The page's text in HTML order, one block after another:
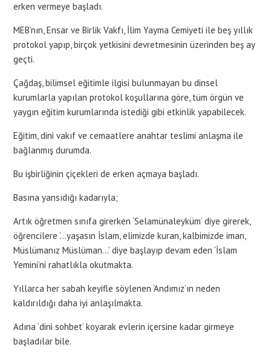
erken vermeye başladı.
MEB’nın, Ensar ve Birlik Vakfı, İlim Yayma Cemiyeti ile beş yıllık
protokol yapıp, birçok yetkisini devretmesinin üzerinden beş ay
geçti.
Çağdaş, bilimsel eğitimle ilgisi bulunmayan bu dinsel
kurumlarla yapılan protokol koşullarına göre, tüm örgün ve
yaygın eğitim kurumlarında istediği gibi etkinlik yapabilecek.
Eğitim, dini vakıf ve cemaatlere anahtar teslimi anlaşma ile
bağlanmış durumda.
Bu işbirliğinin çiçekleri de erken açmaya başladı.
Basına yansıdığı kadarıyla;
Artık öğretmen sınıfa girerken ‘Selamünaleyküm’ diye girerek,
öğrencilere ‘…yaşasın İslam, elimizde kuran, kalbimizde iman,
Müslümanız Müslüman…’ diye başlayıp devam eden ‘İslam
Yemini’ni rahatlıkla okutmakta.
Yıllarca her sabah keyifle söylenen ‘Andımız’ın neden
kaldırıldığı daha iyi anlaşılmakta.
Adına ‘dini sohbet’ koyarak evlerin içersine kadar girmeye
başladılar bile.